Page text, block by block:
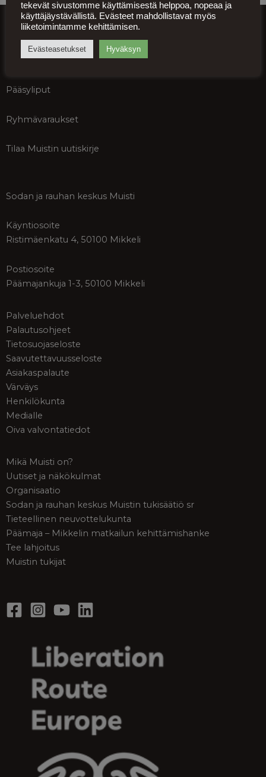
info@muisti.org
Asiakaspalvelu ja tiedustelut
ma-pe klo 9-15
+358 50 552 4233
Pääsyliput
Ryhmävaraukset
Tilaa Muistin uutiskirje
Sodan ja rauhan keskus Muisti
Käyntiosoite
Ristimäenkatu 4, 50100 Mikkeli
Postiosoite
Päämajankuja 1-3, 50100 Mikkeli
Palveluehdot
Palautusohjeet
Tietosuojaseloste
Saavutettavuusseloste
Asiakaspalaute
Värväys
Henkilökunta
Medialle
Oiva valvontatiedot
Mikä Muisti on?
Uutiset ja näkökulmat
Organisaatio
Sodan ja rauhan keskus Muistin tukisäätiö sr
Tieteellinen neuvottelukunta
Päämaja – Mikkelin matkailun kehittämishanke
Tee lahjoitus
Muistin tukijat
tekevät sivustomme käyttämisestä helppoa, nopeaa ja
käyttäjäystävällistä. Evästeet mahdollistavat myös
liiketoimintamme kehittämisen.
Evästeasetukset Hyväksyn